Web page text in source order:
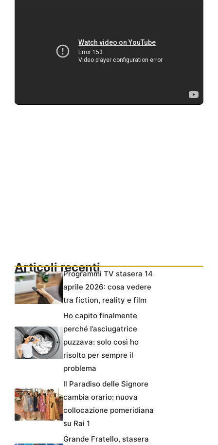
Articoli recentiProgrammi TV stasera 14
aprile 2026: cosa vedere
tra fiction, reality e film
Ho capito finalmente
perché l’asciugatrice
puzzava: solo così ho
risolto per sempre il
problema
Il Paradiso delle Signore
cambia orario: nuova
collocazione pomeridiana
su Rai 1
Grande Fratello, stasera